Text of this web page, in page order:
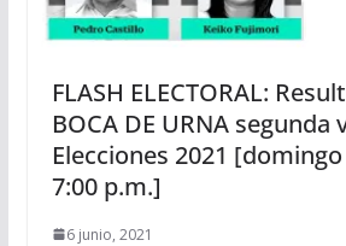
FLASH ELECTORAL:
BOCA DE URNA segunda
Elecciones 2021
7:00 p.m.]
6 junio, 2021